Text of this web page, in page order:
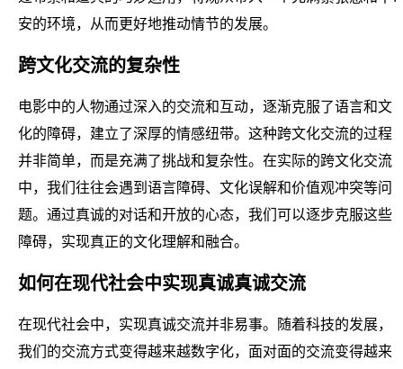
安的环境，从而更好地推动情节的发展。
跨文化交流的复杂性
电影中的人物通过深入的交流和互动，逐渐克服了语言和文
化的障碍，建立了深厚的情感纽带。这种跨文化交流的过程
并非简单，而是充满了挑战和复杂性。在实际的跨文化交流
中，我们往往会遇到语言障碍、文化误解和价值观冲突等问
题。通过真诚的对话和开放的心态，我们可以逐步克服这些
障碍，实现真正的文化理解和融合。
如何在现代社会中实现真诚真诚交流
在现代社会中，实现真诚交流并非易事。随着科技的发展，
我们的交流方式变得越来越数字化，面对面的交流变得越来